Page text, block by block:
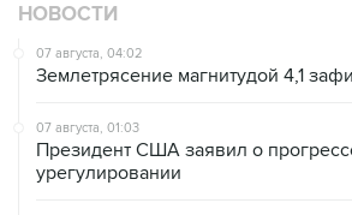
НОВОСТИ
07 августа, 04:02
Землетрясение магнитудой 4,1
07 августа, 01:03
Президент США заявил о
урегулировании